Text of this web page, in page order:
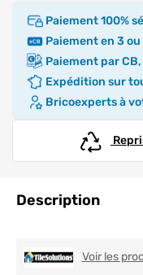
Paiement 100%
Paiement en 3
Paiement par CB,
Expédition sur
Bricoexperts à
Description
Voir les